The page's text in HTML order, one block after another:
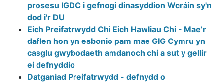
prosesu IGDC i gefnogi dinasyddion Wcráin sy'n
dod i'r DU
Eich Preifatrwydd Chi Eich Hawliau Chi - Mae’r
daflen hon yn esbonio pam mae GIG Cymru yn
casglu gwybodaeth amdanoch chi a sut y gellir
ei defnyddio
Datganiad Preifatrwydd - defnydd o